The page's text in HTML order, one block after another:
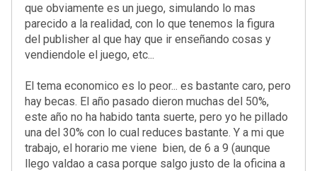
que obviamente es un juego, simulando lo mas
parecido a la realidad, con lo que tenemos la figura
del publisher al que hay que ir enseñando cosas y
vendiendole el juego, etc...
El tema economico es lo peor... es bastante caro, pero
hay becas. El año pasado dieron muchas del 50%,
este año no ha habido tanta suerte, pero yo he pillado
una del 30% con lo cual reduces bastante. Y a mi que
trabajo, el horario me viene bien, de 6 a 9 (aunque
llego valdao a casa porque salgo justo de la oficina a